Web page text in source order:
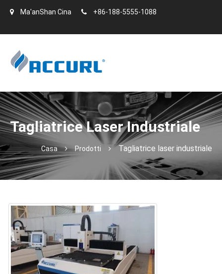
Ma'anShan Cina +86-188-5555-1088
Tagliatrice Laser Industriale
Casa Prodotti Tagliatrice laser industriale